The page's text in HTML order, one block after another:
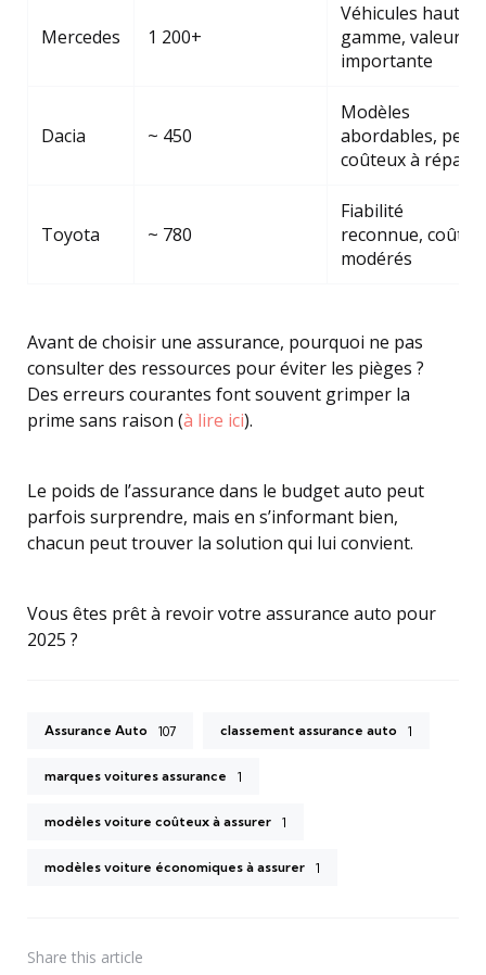
Mercedes 1 200+
Véhicules haut de
gamme, valeur
importante
Dacia ~ 450
Modèles
abordables, peu
coûteux à réparer
Toyota ~ 780
Fiabilité
reconnue, coûts
modérés
Avant de choisir une assurance, pourquoi ne pas
consulter des ressources pour éviter les pièges ?
Des erreurs courantes font souvent grimper la
prime sans raison (à lire ici).
Le poids de l’assurance dans le budget auto peut
parfois surprendre, mais en s’informant bien,
chacun peut trouver la solution qui lui convient.
Vous êtes prêt à revoir votre assurance auto pour
2025 ?
Assurance Auto 107 classement assurance auto 1
marques voitures assurance 1
modèles voiture coûteux à assurer 1
modèles voiture économiques à assurer 1
Share this article